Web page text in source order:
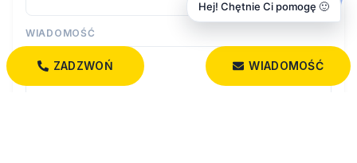
WIADOMOŚĆ
ZADZWOŃ WIADOMOŚĆ
Hej! Chętnie Ci pomogę 🙂